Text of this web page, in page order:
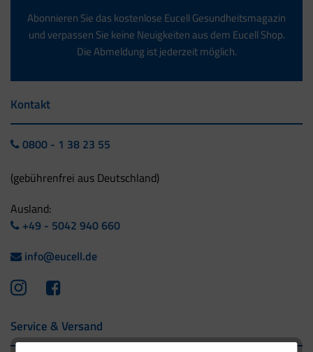
Abonnieren Sie das kostenlose Eucell Gesundheitsmagazin
und verpassen Sie keine Neuigkeiten aus dem Eucell Shop.
Die Abmeldung ist jederzeit möglich.
Kontakt
0800 - 1 38 23 55
(gebührenfrei aus Deutschland)
Ausland:
+49 - 5042 940 660
info@eucell.de
Service & Versand